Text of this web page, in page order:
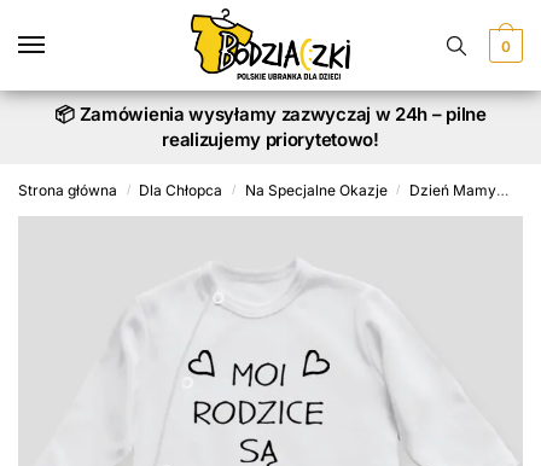
0
📦 Zamówienia wysyłamy zazwyczaj w 24h – pilne
realizujemy priorytetowo!
Strona główna / Dla Chłopca / Na Specjalne Okazje / Dzień Mamy